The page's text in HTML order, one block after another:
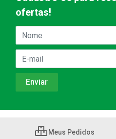
ofertas!
Meus Pedidos